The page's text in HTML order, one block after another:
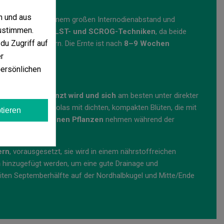
mit einem großen Internodienabstand und
sehr gut auf
LST- und SCROG-Techniken, da beide
verhindern. Die Ernte ist nach 8–9 Wochen
Boden gepflanzt wird und sich am besten unter direkter
schmale Colas mit dichten, kompakten Blüten, die mit
Diedunkelgrünen Pflanzen nehmen während der
, vorausgesetzt, sie wird in einem nährstoffreichen
werden, um eine gute Drainage und
Septemberhälfte auf der Nordhalbkugel und Mitte/Ende
und aus
Zugriff auf